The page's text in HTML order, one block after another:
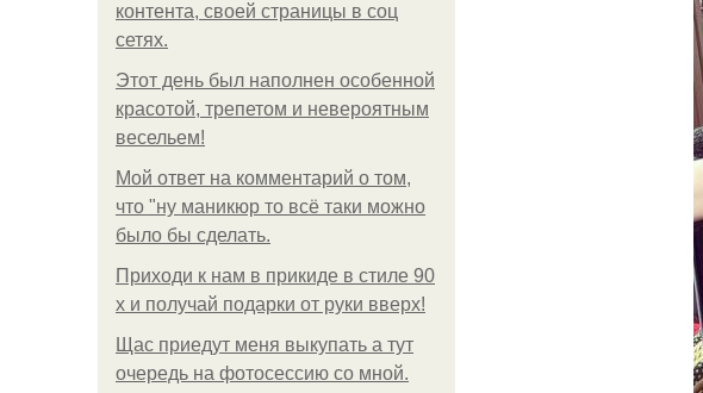
контента, своей страницы в соц
сетях.
Этот день был наполнен особенной
красотой, трепетом и невероятным
весельем!
Мой ответ на комментарий о том,
что "ну маникюр то всё таки можно
было бы сделать.
Приходи к нам в прикиде в стиле 90
х и получай подарки от руки вверх!
Щас приедут меня выкупать а тут
очередь на фотосессию со мной.